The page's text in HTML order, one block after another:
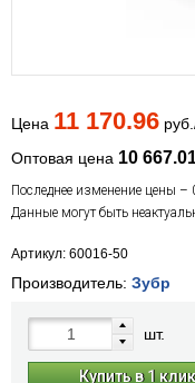
Цена 11 170.96
Оптовая цена 10
Последнее изменение цены –
Данные могут быть
Артикул: 60016-50
Производитель: Зубр
шт.
Купить в 1 клик